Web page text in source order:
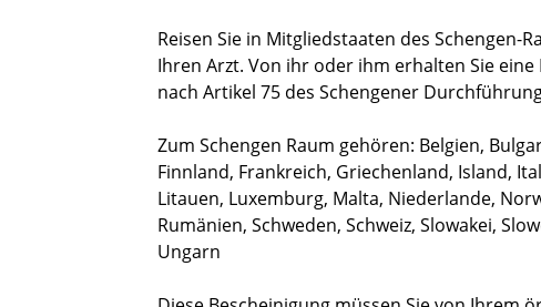
Reisen Sie in Mitgliedstaaten des Schengen-
Ihren Arzt. Von ihr oder ihm erhalten Sie
nach Artikel 75 des Schengener
Zum Schengen Raum gehören: Belgien,
Finnland, Frankreich, Griechenland, Island,
Litauen, Luxemburg, Malta, Niederlande,
Rumänien, Schweden, Schweiz, Slowakei,
Ungarn